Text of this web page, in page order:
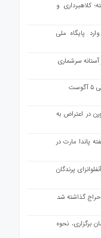
کلاهبرداری و
پایگاه ملی
آستانه سرشماری
در اعتراض به
پاندا مارت در
پرندگان
حراج گذاشته شد
استرالیا؛ زمان برگزاری، نحوه